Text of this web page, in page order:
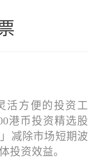
活方便的投资工
港币投资精选股
减除市场短期波
投资效益。